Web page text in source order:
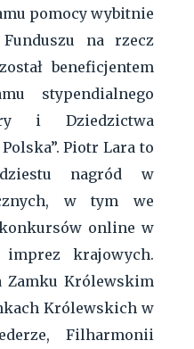
pomocy wybitnie
na rzecz
beneficjentem
stypendialnego
i Dziedzictwa
Piotr Lara to
nagród w
w tym we
online w
krajowych.
Zamku Królewskim
Królewskich w
Filharmonii